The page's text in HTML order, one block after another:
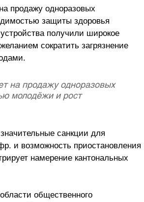
продажу одноразовых
защиты здоровья
получили широкое
сократить загрязнение
на продажу одноразовых
молодёжи и рост
санкции для
и возможность приостановления
намерение кантональных
общественного